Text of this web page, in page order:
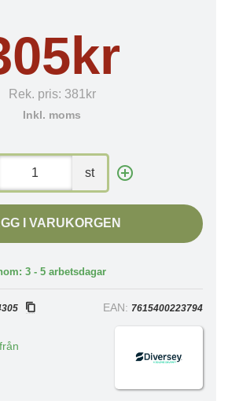
Rek. pris: 381kr
Inkl. moms
st
I VARUKORGEN
3 - 5 arbetsdagar
EAN: 7615400223794